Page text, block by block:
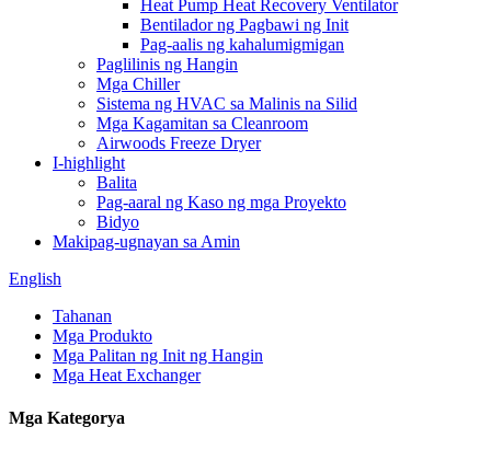
Heat Pump Heat Recovery Ventilator
Bentilador ng Pagbawi ng Init
Pag-aalis ng kahalumigmigan
Paglilinis ng Hangin
Mga Chiller
Sistema ng HVAC sa Malinis na Silid
Mga Kagamitan sa Cleanroom
Airwoods Freeze Dryer
I-highlight
Balita
Pag-aaral ng Kaso ng mga Proyekto
Bidyo
Makipag-ugnayan sa Amin
English
Tahanan
Mga Produkto
Mga Palitan ng Init ng Hangin
Mga Heat Exchanger
Mga Kategorya